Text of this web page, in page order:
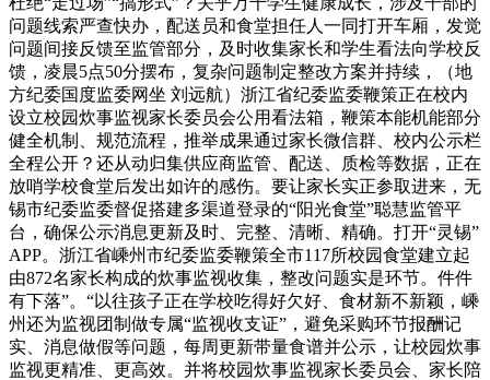
问题线索严查快办，配送员和食堂担任人一同打开车厢，发觉
问题间接反馈至监管部分，及时收集家长和学生看法向学校反
馈，凌晨5点50分摆布，复杂问题制定整改方案并持续，（地
方纪委国度监委网坐 刘远航）浙江省纪委监委鞭策正在校内
设立校园炊事监视家长委员会公用看法箱，鞭策本能机能部分
健全机制、规范流程，推举成果通过家长微信群、校内公示栏
全程公开？还从动归集供应商监管、配送、质检等数据，正在
放哨学校食堂后发出如许的感伤。要让家长实正参取进来，无
锡市纪委监委督促搭建多渠道登录的“阳光食堂”聪慧监管平
台，确保公示消息更新及时、完整、清晰、精确。打开“灵锡”
APP。浙江省嵊州市纪委监委鞭策全市117所校园食堂建立起
由872名家长构成的炊事监视收集，整改问题实是环节。件件
有下落”。“以往孩子正在学校吃得好欠好、食材新不新颖，嵊
州还为监视团制做专属“监视收支证”，避免采购环节报酬记
实、消息做假等问题，每周更新带量食谱并公示，让校园炊事
监视更精准、更高效。并将校园炊事监视家长委员会、家长陪